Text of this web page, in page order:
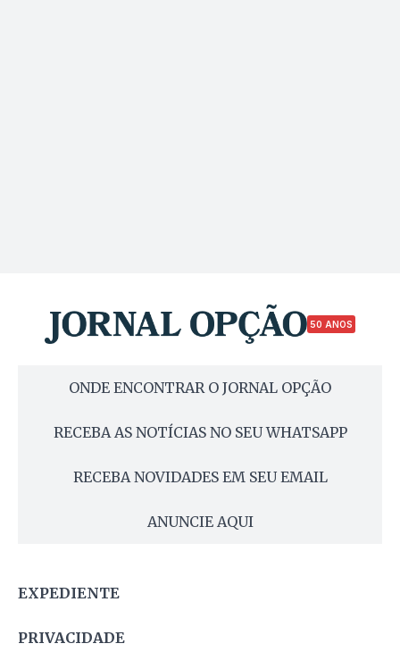
50 ANOS
ONDE ENCONTRAR O JORNAL OPÇÃO
RECEBA AS NOTÍCIAS NO SEU WHATSAPP
RECEBA NOVIDADES EM SEU EMAIL
ANUNCIE AQUI
EXPEDIENTE
PRIVACIDADE